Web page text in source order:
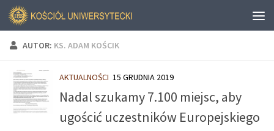
AUTOR: KS. ADAM KOŚCIK
AKTUALNOŚCI 15 GRUDNIA 2019
Nadal szukamy 7.100 miejsc, aby
ugościć uczestników Europejskiego